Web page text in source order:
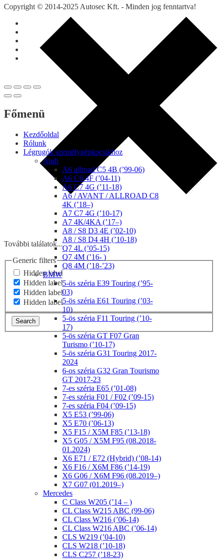
További találatok...
Generic filters
Hidden label
Hidden label
Hidden label
Hidden label
Search
Copyright © 2014-2025 Autosec Kft. - Minden jog fenntartva!
Főmenü
Kezdőoldal
Rólunk
Légrugók személygépkocsikhoz
Audi
A6 allroad C5 4B (’99-06)
A6 C6 4F (’04-11)
A6 C7 4G (’11-18)
A6 / AVANT / ALLROAD C8
4K (’18–)
A7 C7 4G (’10-17)
A7 4K/4KA (’17–)
A8 / S8 D3 4E (’02-10)
A8 / S8 D4 4H (’10-18)
Q7 4L (’05-15)
Q7 4M (’16- )
Q8 4M (’18-’23)
BMW
5-ös széria E39 Touring (’95-
03)
5-ös széria E61 Touring (’03-
10)
5-ös széria F11 Touring (’10-
17)
5-ös széria GT F07 Gran
Turismo (’10-17)
5-ös széria G31 Touring 2017-
2024
6-os széria G32 Gran Tourismo
GT 2017-23
7-es széria E65 (’01-08)
7-es széria F01 / F02 (’09-15)
7-es széria F04 (’09-15)
X5 E53 (’99-06)
X5 E70 (’06-13)
X5 F15 / X5M F85 (’13-18)
X5 G05 / X5M F95 (08.2018-
01.2024)
X6 E71 / E72 (Hybrid) (’08-14)
X6 F16 / X6M F86 (’14-19)
X6 G06 / X6M F96 (08.2019–)
X7 G07 (01.2019–)
Mercedes
C Class W205 (’14 – )
CL Class W215 ABC (99-06)
CL Class W216 (’06-14)
CL Class W216 ABC (’06-14)
CLS W219 (’04-10)
CLS W218 (’10-18)
CLS C257 (’18-23)